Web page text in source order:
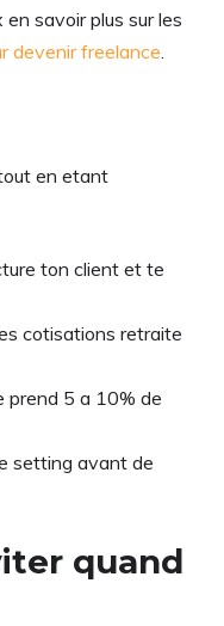
savoir plus sur les
devenir freelance
en etant
ton client et te
cotisations retraite
prend 5 a 10% de
setting avant de
quand